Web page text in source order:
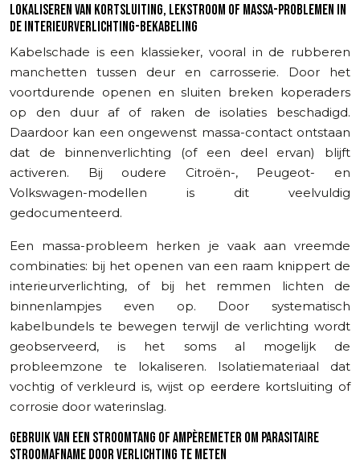
LOKALISEREN VAN KORTSLUITING, LEKSTROOM OF MASSA-PROBLEMEN IN
DE INTERIEURVERLICHTING-BEKABELING
Kabelschade is een klassieker, vooral in de rubberen
manchetten tussen deur en carrosserie. Door het
voortdurende openen en sluiten breken koperaders
op den duur af of raken de isolaties beschadigd.
Daardoor kan een ongewenst massa-contact ontstaan
dat de binnenverlichting (of een deel ervan) blijft
activeren. Bij oudere Citroën-, Peugeot- en
Volkswagen-modellen is dit veelvuldig
gedocumenteerd.
Een massa-probleem herken je vaak aan vreemde
combinaties: bij het openen van een raam knippert de
interieurverlichting, of bij het remmen lichten de
binnenlampjes even op. Door systematisch
kabelbundels te bewegen terwijl de verlichting wordt
geobserveerd, is het soms al mogelijk de
probleemzone te lokaliseren. Isolatiemateriaal dat
vochtig of verkleurd is, wijst op eerdere kortsluiting of
corrosie door waterinslag.
GEBRUIK VAN EEN STROOMTANG OF AMPÈREMETER OM PARASITAIRE
STROOMAFNAME DOOR VERLICHTING TE METEN